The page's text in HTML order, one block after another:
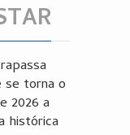
se torna o
2026 a
histórica